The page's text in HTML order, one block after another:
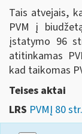
Tais atvejais,
PVM į
įstatymo 96
atitinkamas
kad taikomas
Teises aktai
LRS PVMĮ 80 str.